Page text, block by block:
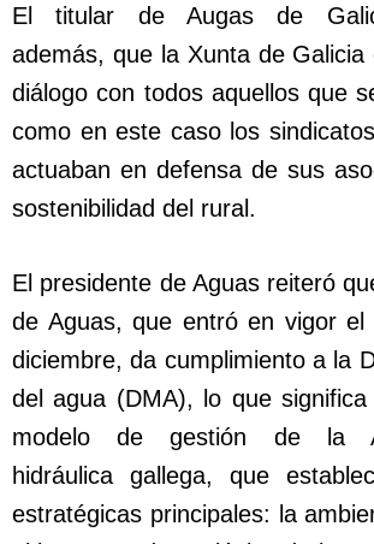
El titular de Augas de
además, que la Xunta de Galicia
diálogo con todos aquellos que
como en este caso los
actuaban en defensa de sus
sostenibilidad del rural.
El presidente de Aguas reiteró
de Aguas, que entró en vigor el
diciembre, da cumplimiento a la
del agua (DMA), lo que
modelo de gestión de la
hidráulica gallega, que
estratégicas principales: la